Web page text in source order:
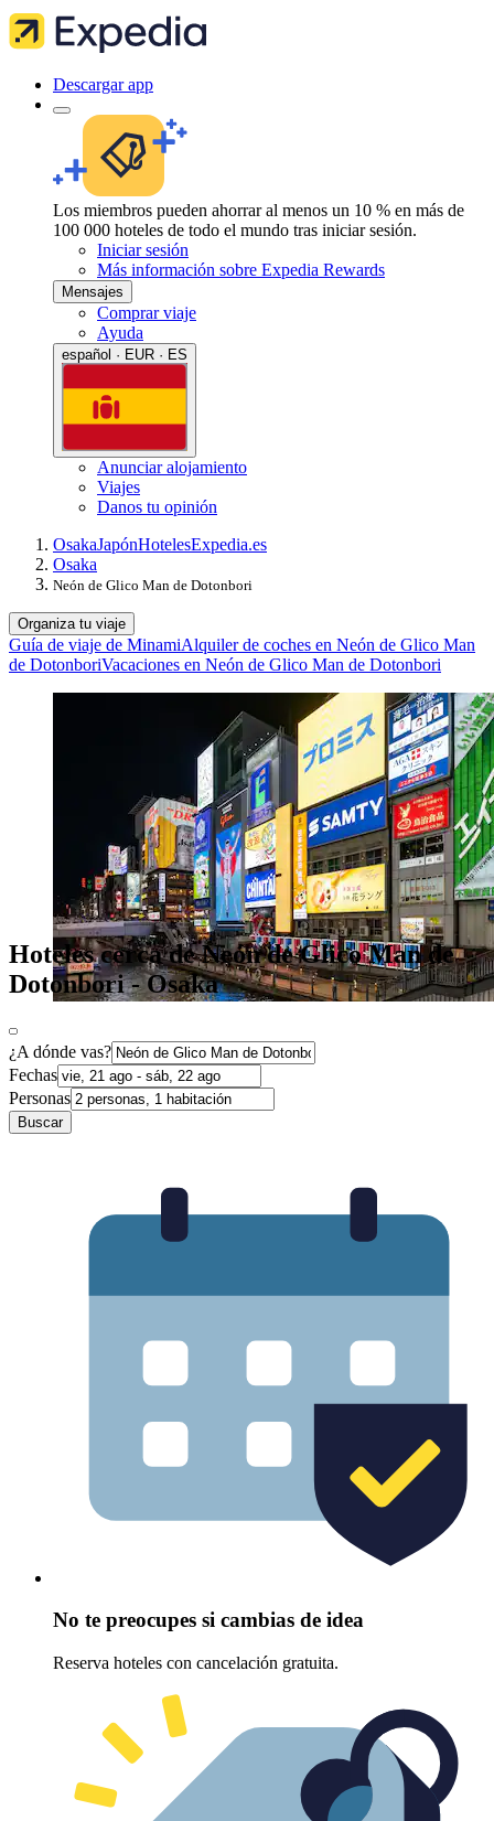
Descargar app
Los miembros pueden ahorrar al menos un 10 % en más de
100 000 hoteles de todo el mundo tras iniciar sesión.
Iniciar sesión
Más información sobre Expedia Rewards
Mensajes
Comprar viaje
Ayuda
español · EUR · ES
Anunciar alojamiento
Viajes
Danos tu opinión
OsakaJapónHotelesExpedia.es
Osaka
Neón de Glico Man de Dotonbori
Organiza tu viaje
Guía de viaje de MinamiAlquiler de coches en Neón de Glico Man
de DotonboriVacaciones en Neón de Glico Man de Dotonbori
Hoteles cerca de Neón de Glico Man de
Dotonbori - Osaka
¿A dónde vas?
Fechas
Personas
Buscar
No te preocupes si cambias de idea
Reserva hoteles con cancelación gratuita.